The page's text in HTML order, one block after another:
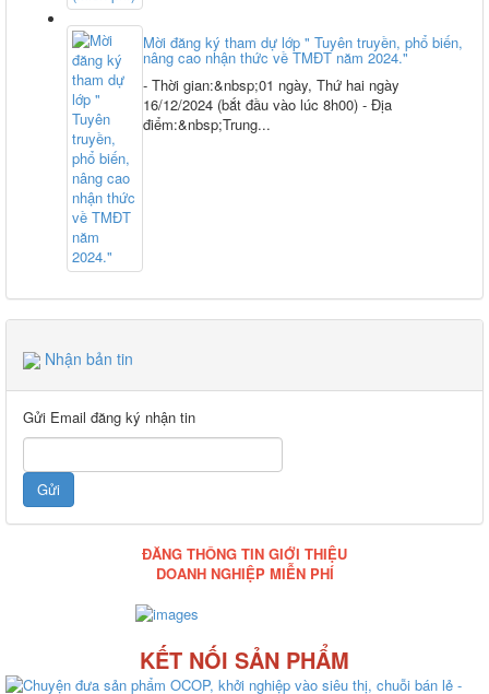
Mời đăng ký tham dự lớp " Tuyên truyền, phổ biến,
nâng cao nhận thức về TMĐT năm 2024."
- Thời gian:&nbsp;01 ngày, Thứ hai ngày
16/12/2024 (bắt đầu vào lúc 8h00) - Địa
điểm:&nbsp;Trung...
Nhận bản tin
Gửi Email đăng ký nhận tin
ĐĂNG THÔNG TIN GIỚI THIỆU
DOANH NGHIỆP MIỄN PHÍ
KẾT NỐI SẢN PHẨM